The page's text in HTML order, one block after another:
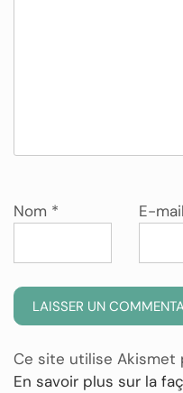
Nom * E-mail
Ce site utilise Akismet
En savoir plus sur la